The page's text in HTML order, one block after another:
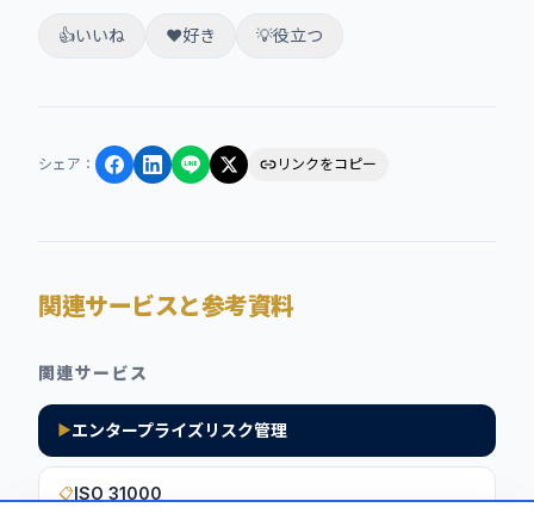
👍いいね ❤️好き 💡役立つ
シェア ： リンクをコピー
関連サービスと参考資料
関連サービス
▶エンタープライズリスク管理
📋ISO 31000